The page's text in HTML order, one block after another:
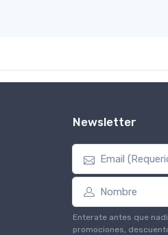
Newsletter
Enterate antes que
promociones,